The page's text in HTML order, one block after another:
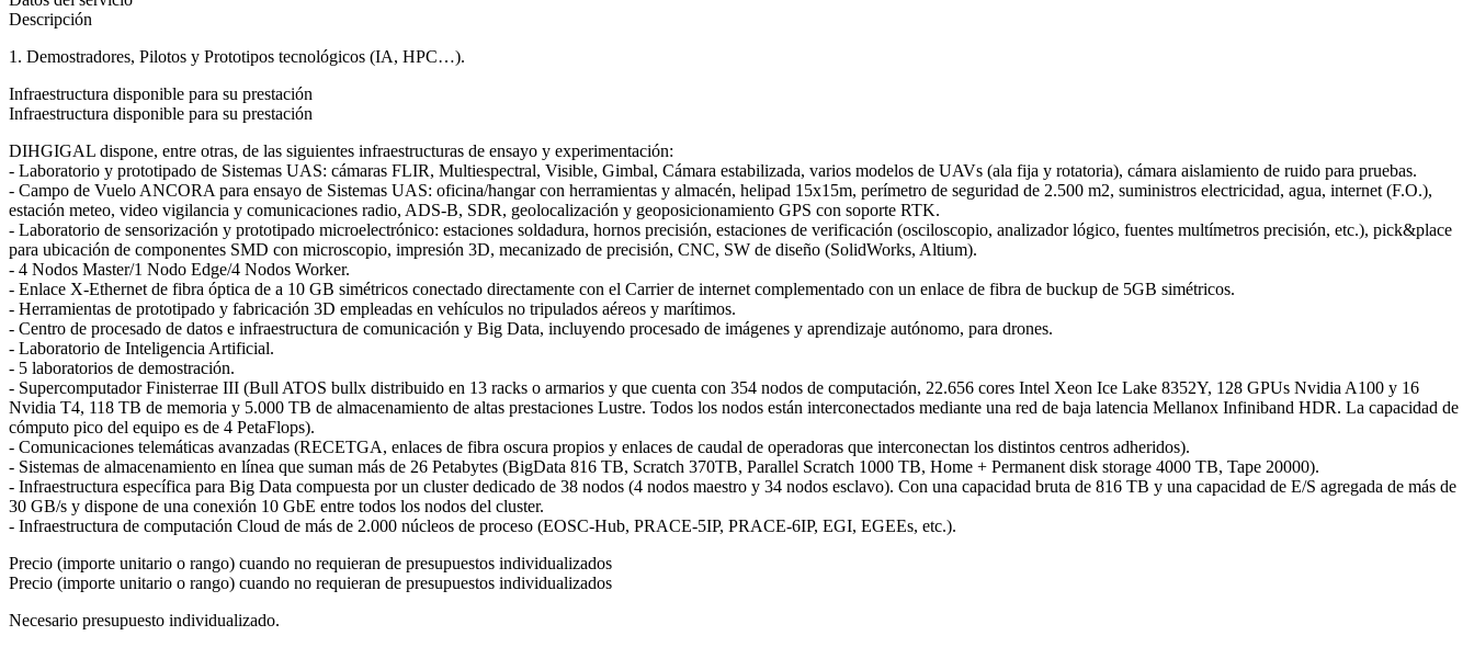
Descripción
1. Demostradores, Pilotos y Prototipos tecnológicos (IA, HPC…).
Infraestructura disponible para su prestación
Infraestructura disponible para su prestación
DIHGIGAL dispone, entre otras, de las siguientes infraestructuras de ensayo y experimentación:
- Laboratorio y prototipado de Sistemas UAS: cámaras FLIR, Multiespectral, Visible, Gimbal, Cámara estabilizada, varios modelos de UAVs (ala fija y rotatoria), cámara aislamiento de ruido para pruebas.
- Campo de Vuelo ANCORA para ensayo de Sistemas UAS: oficina/hangar con herramientas y almacén, helipad 15x15m, perímetro de seguridad de 2.500 m2, suministros electricidad, agua, internet (F.O.),
estación meteo, video vigilancia y comunicaciones radio, ADS-B, SDR, geolocalización y geoposicionamiento GPS con soporte RTK.
- Laboratorio de sensorización y prototipado microelectrónico: estaciones soldadura, hornos precisión, estaciones de verificación (osciloscopio, analizador lógico, fuentes multímetros precisión, etc.), pick&place
para ubicación de componentes SMD con microscopio, impresión 3D, mecanizado de precisión, CNC, SW de diseño (SolidWorks, Altium).
- 4 Nodos Master/1 Nodo Edge/4 Nodos Worker.
- Enlace X-Ethernet de fibra óptica de a 10 GB simétricos conectado directamente con el Carrier de internet complementado con un enlace de fibra de buckup de 5GB simétricos.
- Herramientas de prototipado y fabricación 3D empleadas en vehículos no tripulados aéreos y marítimos.
- Centro de procesado de datos e infraestructura de comunicación y Big Data, incluyendo procesado de imágenes y aprendizaje autónomo, para drones.
- Laboratorio de Inteligencia Artificial.
- 5 laboratorios de demostración.
- Supercomputador Finisterrae III (Bull ATOS bullx distribuido en 13 racks o armarios y que cuenta con 354 nodos de computación, 22.656 cores Intel Xeon Ice Lake 8352Y, 128 GPUs Nvidia A100 y 16
Nvidia T4, 118 TB de memoria y 5.000 TB de almacenamiento de altas prestaciones Lustre. Todos los nodos están interconectados mediante una red de baja latencia Mellanox Infiniband HDR. La capacidad de
cómputo pico del equipo es de 4 PetaFlops).
- Comunicaciones telemáticas avanzadas (RECETGA, enlaces de fibra oscura propios y enlaces de caudal de operadoras que interconectan los distintos centros adheridos).
- Sistemas de almacenamiento en línea que suman más de 26 Petabytes (BigData 816 TB, Scratch 370TB, Parallel Scratch 1000 TB, Home + Permanent disk storage 4000 TB, Tape 20000).
- Infraestructura específica para Big Data compuesta por un cluster dedicado de 38 nodos (4 nodos maestro y 34 nodos esclavo). Con una capacidad bruta de 816 TB y una capacidad de E/S agregada de más de
30 GB/s y dispone de una conexión 10 GbE entre todos los nodos del cluster.
- Infraestructura de computación Cloud de más de 2.000 núcleos de proceso (EOSC-Hub, PRACE-5IP, PRACE-6IP, EGI, EGEEs, etc.).
Precio (importe unitario o rango) cuando no requieran de presupuestos individualizados
Precio (importe unitario o rango) cuando no requieran de presupuestos individualizados
Necesario presupuesto individualizado.